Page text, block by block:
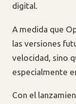
digital.
A medida que
las versiones
velocidad, sino
especialmente
Con el